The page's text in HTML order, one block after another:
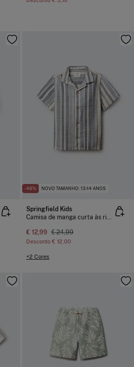
-48% NOVO TAMANHO: 13-14 ANOS
Springfield Kids
Camisa de manga curta às riscas para menino
€ 12,99 € 24,99
Desconto € 12,00
+2 Cores